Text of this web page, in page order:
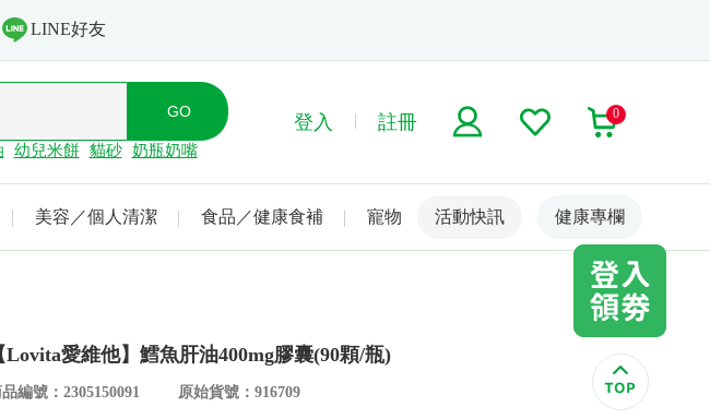
LINE好友
幼兒米餅 貓砂 奶瓶奶嘴
登入 註冊 0
美容／個人清潔 食品／健康食補 寵物 名人嚴選
活動快訊 健康專欄
Lovita愛維他】鱈魚肝油400mg膠囊(90顆/瓶)
編號：2305150091 原始貨號：916709